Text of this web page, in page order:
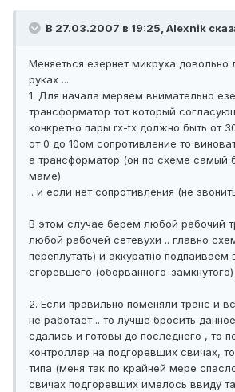
В 27.03.2007 в 19:25, Alexnik
Меняеться езернет микруха довольно
руках ...
1. Для начала меряем внимательно
трансформатор тот который
конкретно пары rx-tx должно быть от
от 0 до 10ом сопротивление то
а трансформатор (он по схеме самый
маме)
.. и если нет сопротивления (не
В этом случае берем любой рабочий
любой рабочей сетевухи .. главно
переплутать) и аккуратно подпаиваем
сгоревшего (оборванного-замкнутого)
2. Если правильно поменяли транс и
не работает .. то лучше бросить
сдались и готовы до последнего , то
контроллер на подгоревших свичах,
типа (меня так по крайней мере
свичах подгоревших имелось ввиду